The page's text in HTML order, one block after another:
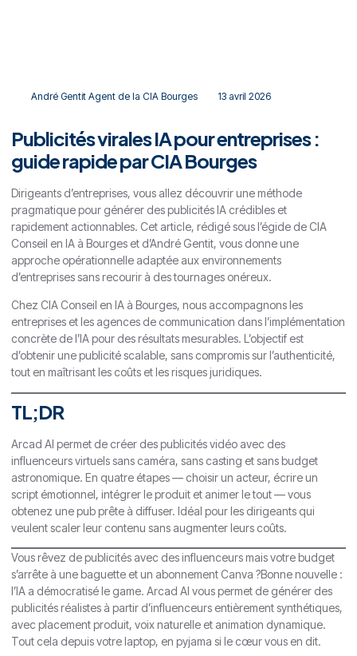
André Gentit Agent de la CIA Bourges 13 avril 2026
Publicités virales IA pour entreprises :
guide rapide par CIA Bourges
Dirigeants d’entreprises, vous allez découvrir une méthode
pragmatique pour générer des publicités IA crédibles et
rapidement actionnables. Cet article, rédigé sous l’égide de CIA
Conseil en IA à Bourges et d’André Gentit, vous donne une
approche opérationnelle adaptée aux environnements
d’entreprises sans recourir à des tournages onéreux.
Chez CIA Conseil en IA à Bourges, nous accompagnons les
entreprises et les agences de communication dans l’implémentation
concrète de l’IA pour des résultats mesurables. L’objectif est
d’obtenir une publicité scalable, sans compromis sur l’authenticité,
tout en maîtrisant les coûts et les risques juridiques.
TL;DR
Arcad AI permet de créer des publicités vidéo avec des
influenceurs virtuels sans caméra, sans casting et sans budget
astronomique. En quatre étapes — choisir un acteur, écrire un
script émotionnel, intégrer le produit et animer le tout — vous
obtenez une pub prête à diffuser. Idéal pour les dirigeants qui
veulent scaler leur contenu sans augmenter leurs coûts.
Vous rêvez de publicités avec des influenceurs mais votre budget
s’arrête à une baguette et un abonnement Canva ?Bonne nouvelle :
l’IA a démocratisé le game. Arcad AI vous permet de générer des
publicités réalistes à partir d’influenceurs entièrement synthétiques,
avec placement produit, voix naturelle et animation dynamique.
Tout cela depuis votre laptop, en pyjama si le cœur vous en dit.